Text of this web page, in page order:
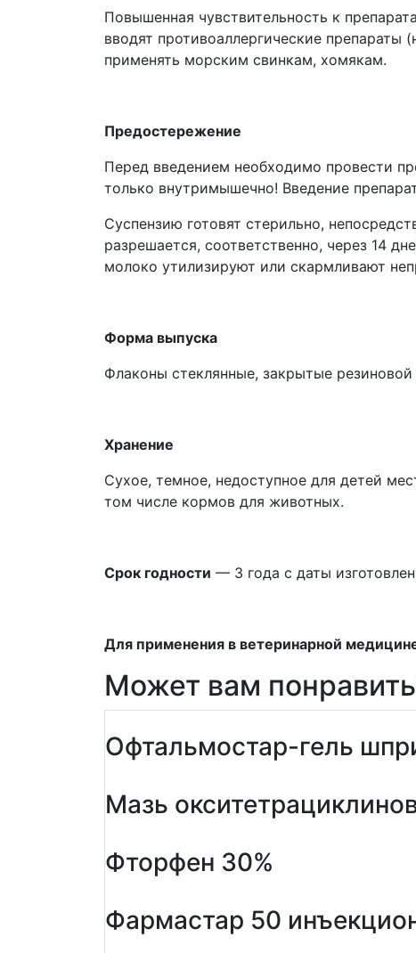
Повышенная чувствительность к
вводят противоаллергические
применять морским свинкам, хомякам.
Предостережение
Перед введением необходимо провести
только внутримышечно! Введение
Суспензию готовят стерильно,
разрешается, соответственно, через 14
молоко утилизируют или скармливают
Форма выпуска
Флаконы стеклянные, закрытые
Хранение
Сухое, темное, недоступное для детей
том числе кормов для животных.
Срок годности — 3 года с даты
Для применения в ветеринарной
Может вам
Офтальмостар-гель
Мазь
Фторфен 30%
Фармастар 50